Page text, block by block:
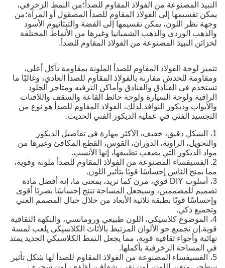
النبيذ المصنوعة من الفولاذ المقاوم للصدأ؛من النمط الزخرفي،
يمكن تقسيمها إلى الفولاذ المقاوم للصدأ المصقول أو المرآة؛من
وجهة نظر اللون، يمكن تقسيمها إلى الفضة والتيتانيوم الأسود
والذهب الوردي والذهب الشمبانيا وغيرها من الأنماط المختلفة
لخزائن النبيذ المصنوعة من الفولاذ المقاوم للصدأ.
تتميز لوحة الفولاذ المقاوم للصدأ الملونة بمقاومة تآكل أعلى،
ومقاومة للخدش مقارنة بالفولاذ المقاوم للصدأ العادي، وغالبًا ما
تستخدم في الفنادق والفنادق وأماكن الترفيه ومتاجر الجلود
الراقية ولوحة السيارة ولوحة حائط القاعة والسقف واللافتات
والأبواب وديكور النوافذ.لذلك، الفولاذ المقاوم للصدأ هو نوع من
التجسيد الفني في عملية الديكور الفني الحديث.
1، الشكل دقيق، خفيف، الأكثر مهارة في تفاصيل الديكور
والتحويل، الزاوية، الدوران، القوس، القطع المكافئ وغيرها من
مواد الديكور التي يصعب تطبيقها، إنها الأنسب.
2. الفسيفساء المصنوعة من الفولاذ المقاوم للصدأ ملونة وقوية،
مما يمنح الناس إحساسًا قويًا بتأثير اللون.
3، أسلوب DIY قوي، مرن كما تريد، بمعنى ما، إنه أفضل مادة
تصميم للمصممين، وسيجعل المساحة تنتج إحساسًا بصريًا أقوى
وإحساسًا قويًا بطبقة ثلاثية الأبعاد من خلال خيال المصمم الغني
وتجميع ذكي.
4، الموضوع كلاسيكي، اللون طبيعي ورومانسي، والنكهة الثقافية
قوية.إن تجميع جو الألوان المرتبط بالأثاث الكلاسيكي يلعب لمسة
نهائية وأجواء ثقافية قوية، مما يجعل النمط الكلاسيكي الجديد يمتد
في المساحة الزخرفية بأكملها.
5، الفسيفساء المصنوعة من الفولاذ المقاوم للصدأ لها شكل تأثير